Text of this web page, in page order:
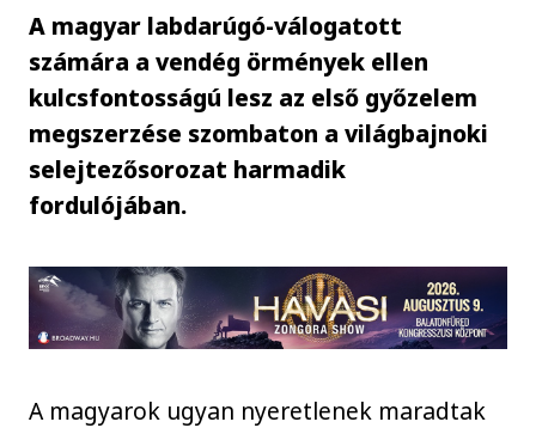
A magyar labdarúgó-válogatott
számára a vendég örmények ellen
kulcsfontosságú lesz az első győzelem
megszerzése szombaton a világbajnoki
selejtezősorozat harmadik
fordulójában.
A magyarok ugyan nyeretlenek maradtak